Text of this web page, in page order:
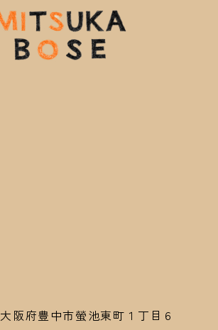
大阪府豊中市螢池東町１丁目６